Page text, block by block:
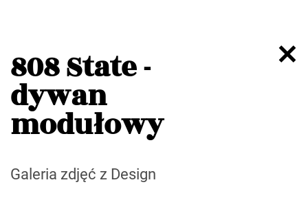
808 State -
dywan
modułowy
Galeria zdjęć z Design